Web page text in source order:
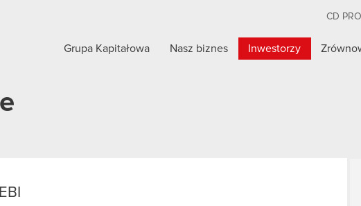
CD
Grupa Kapitałowa Nasz biznes Inwestorzy
EBI